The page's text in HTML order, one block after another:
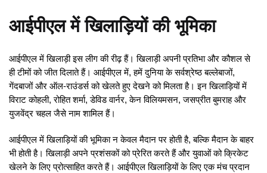
आईपीएल में खिलाड़ियों की भूमिका
आईपीएल में खिलाड़ी इस लीग की रीढ़ हैं। खिलाड़ी अपनी प्रतिभा और कौशल से
ही टीमों को जीत दिलाते हैं। आईपीएल में, हमें दुनिया के सर्वश्रेष्ठ बल्लेबाजों,
गेंदबाजों और ऑल-राउंडर्स को खेलते हुए देखने को मिलता है। इन खिलाड़ियों में
विराट कोहली, रोहित शर्मा, डेविड वार्नर, केन विलियमसन, जसप्रीत बुमराह और
युजवेंद्र चहल जैसे नाम शामिल हैं।
आईपीएल में खिलाड़ियों की भूमिका न केवल मैदान पर होती है, बल्कि मैदान के बाहर
भी होती है। खिलाड़ी अपने प्रशंसकों को प्रेरित करते हैं और युवाओं को क्रिकेट
खेलने के लिए प्रोत्साहित करते हैं। आईपीएल खिलाड़ियों के लिए एक मंच प्रदान